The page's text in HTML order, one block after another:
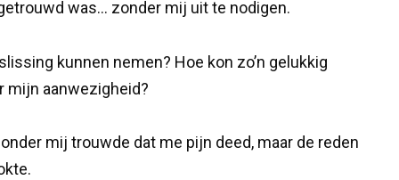
was… zonder mij uit te nodigen.
kunnen nemen? Hoe kon zo’n gelukkig
mijn aanwezigheid?
mij trouwde dat me pijn deed, maar de reden